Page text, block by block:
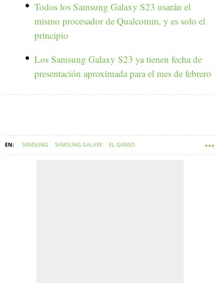
Todos los Samsung Galaxy S23 usarán el
mismo procesador de Qualcomm, y es solo el
principio
Los Samsung Galaxy S23 ya tienen fecha de
presentación aproximada para el mes de febrero
SAMSUNG SAMSUNG GALAXY EL GANSO